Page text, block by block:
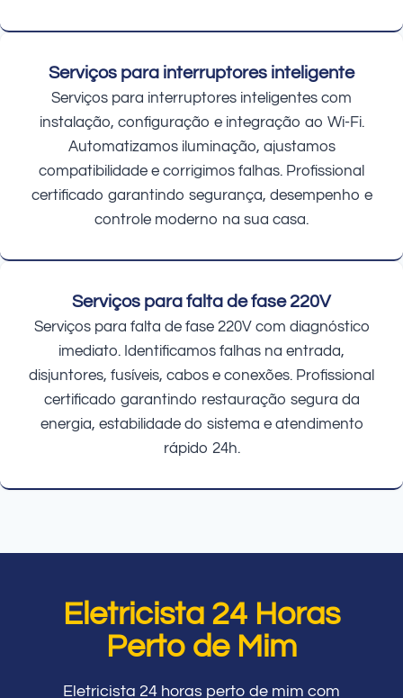
Serviços para interruptores inteligente
Serviços para interruptores inteligentes com
instalação, configuração e integração ao Wi-Fi.
Automatizamos iluminação, ajustamos
compatibilidade e corrigimos falhas. Profissional
certificado garantindo segurança, desempenho e
controle moderno na sua casa.
Serviços para falta de fase 220V
Serviços para falta de fase 220V com diagnóstico
imediato. Identificamos falhas na entrada,
disjuntores, fusíveis, cabos e conexões. Profissional
certificado garantindo restauração segura da
energia, estabilidade do sistema e atendimento
rápido 24h.
Eletricista 24 Horas
Perto de Mim
Eletricista 24 horas perto de mim com